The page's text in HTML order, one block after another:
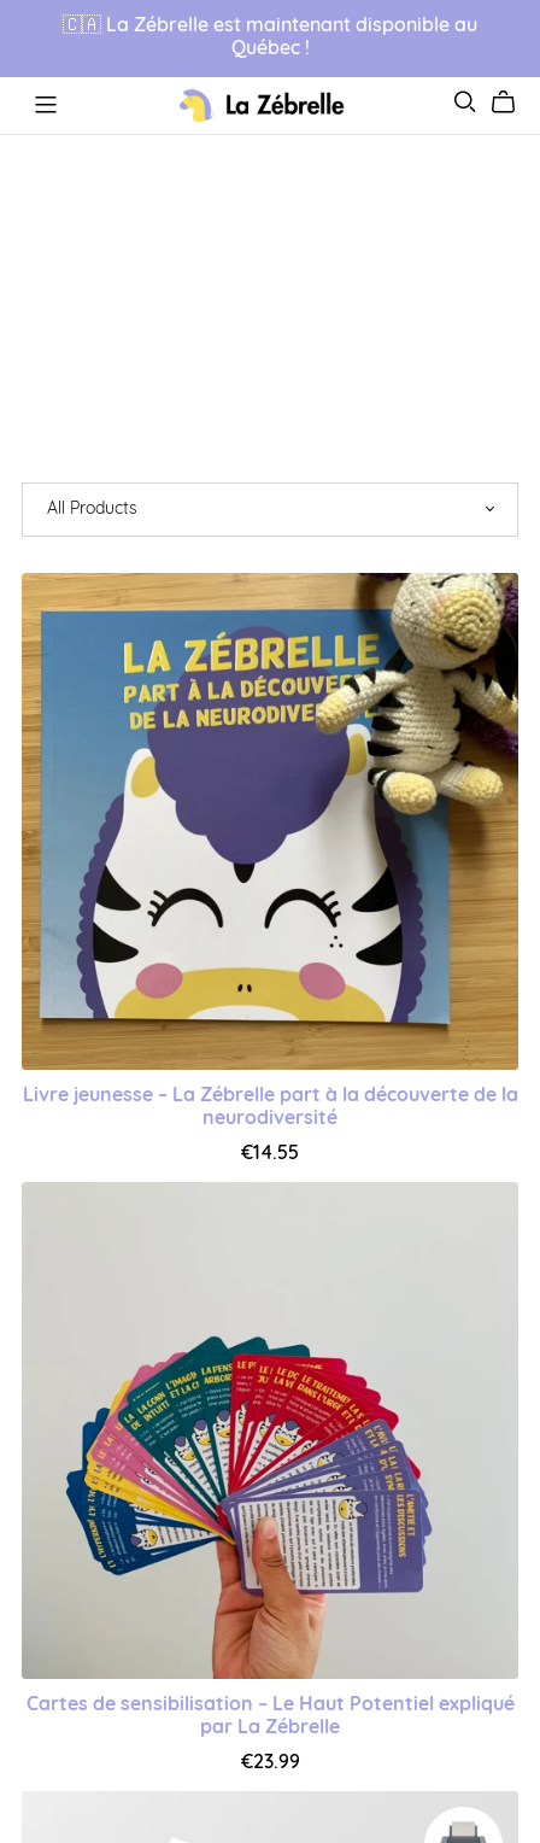
🇨🇦 La Zébrelle est maintenant disponible au
Québec !
Livre jeunesse – La Zébrelle part à la découverte de la
neurodiversité
€14.55
Cartes de sensibilisation – Le Haut Potentiel expliqué
par La Zébrelle
€23.99